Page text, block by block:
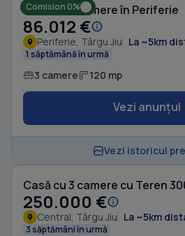
Comision 0%
Casă cu 3 camere în Periferie
86.012 €
Periferie, Târgu Jiu La ~5km
1 săptămână în urmă
3 camere 120 mp
Vezi anunțul
Vezi istoricul
Casă cu 3 camere cu Teren
250.000 €
Central, Târgu Jiu La ~5km
3 săptămâni în urmă